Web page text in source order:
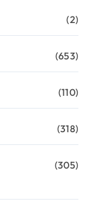
(2)
(653)
(110)
(318)
(305)